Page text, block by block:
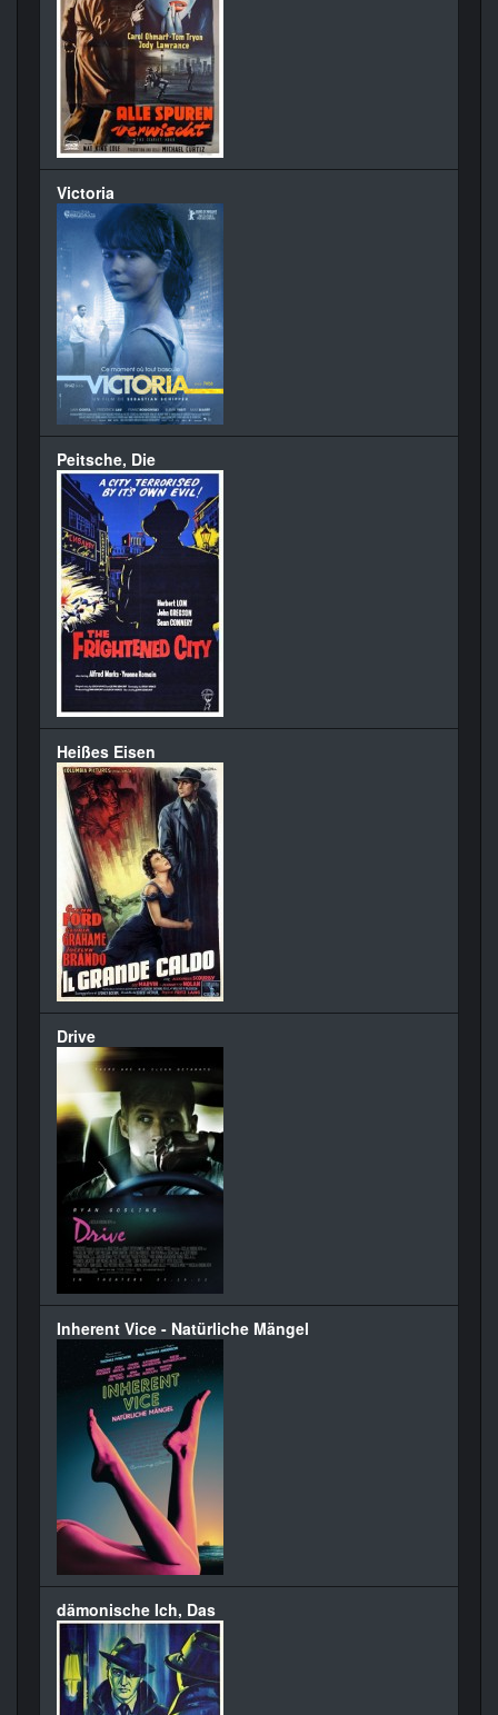
Victoria
Peitsche, Die
Heißes Eisen
Drive
Inherent Vice - Natürliche Mängel
dämonische Ich, Das